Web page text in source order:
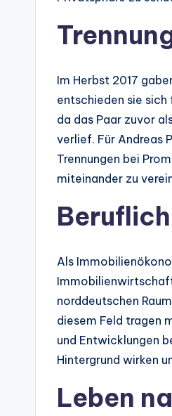
Im Herbst 2017
entschieden sie sich
da das Paar zuvor
verlief. Für Andreas
Trennungen bei
miteinander zu
Als
norddeutschen
diesem Feld tragen
und Entwicklungen
Hintergrund wirken
Leben